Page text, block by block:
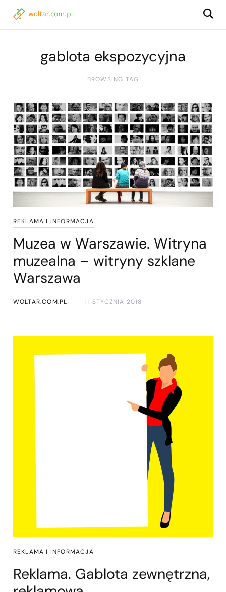
gablota ekspozycyjna
BROWSING TAG
REKLAMA I INFORMACJA
Muzea w Warszawie. Witryna
muzealna – witryny szklane
Warszawa
WOLTAR.COM.PL 11 STYCZNIA 2018
REKLAMA I INFORMACJA
Reklama. Gablota zewnętrzna,